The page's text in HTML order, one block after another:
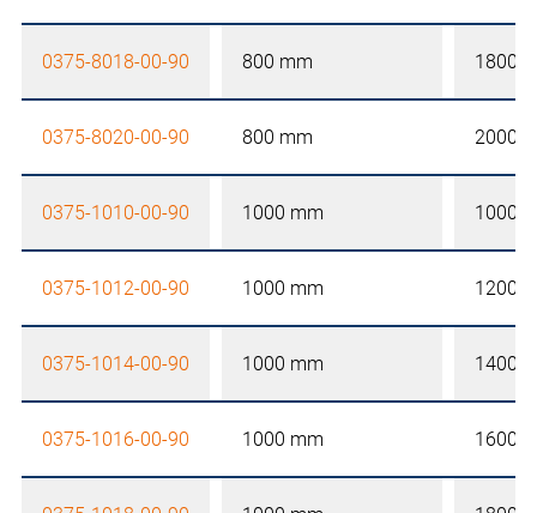
0375-8018-00-90 800 mm 1800
0375-8020-00-90 800 mm 2000
0375-1010-00-90 1000 mm 1000
0375-1012-00-90 1000 mm 1200
0375-1014-00-90 1000 mm 1400
0375-1016-00-90 1000 mm 1600